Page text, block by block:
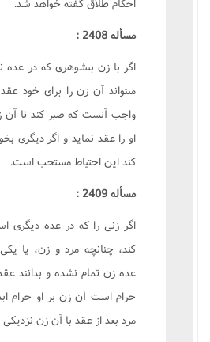
مسأله 2408 :
اگر با زن بىشوهرى که در عده
مىتواند آن زن را براى خود
واجب آنست که صبر کند تا آن
او را عقد نمايد و اگر ديگرى
کند اين احتياط مستحب است.
مسأله 2409 :
اگر زنى را که در عده ديگرى
کند، چنانچه مرد و زن، يا يکى
عده زن تمام نشده و بدانند
حرام است آن زن بر او حرام
مرد بعد از عقد با آن زن